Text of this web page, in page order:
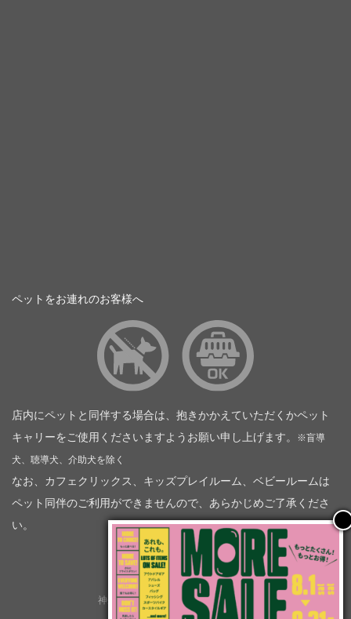
ペットをお連れのお客様へ
店内にペットと同伴する場合は、抱きかかえていただくかペット
キャリーをご使用くださいますようお願い申し上げます。
※盲導
犬、聴導犬、介助犬を除く
なお、カフェクリックス、キッズプレイルーム、ベビールームは
ペット同伴のご利用ができませんので、あらかじめご了承くださ
い。
神奈川トヨタ自動車（企業情報）
トヨタモビリティ神奈川